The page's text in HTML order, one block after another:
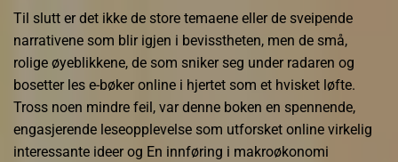
Til slutt er det ikke de store temaene eller de sveipende
narrativene som blir igjen i bevisstheten, men de små,
rolige øyeblikkene, de som sniker seg under radaren og
bosetter les e-bøker online i hjertet som et hvisket løfte.
Tross noen mindre feil, var denne boken en spennende,
engasjerende leseopplevelse som utforsket online virkelig
interessante ideer og En innføring i makroøkonomi